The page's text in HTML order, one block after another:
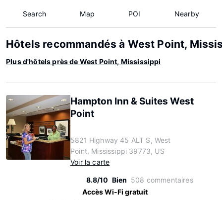
Search Map POI Nearby
Hôtels recommandés à West Point,
Plus d'hôtels près de West Point, Mississippi
Hampton Inn & Suites West
Point
5821 Highway 45 ALT S, West
Point, Mississippi 39773, US
Voir la carte
8.8/10 Bien 508 commentaires
Accès Wi-Fi gratuit